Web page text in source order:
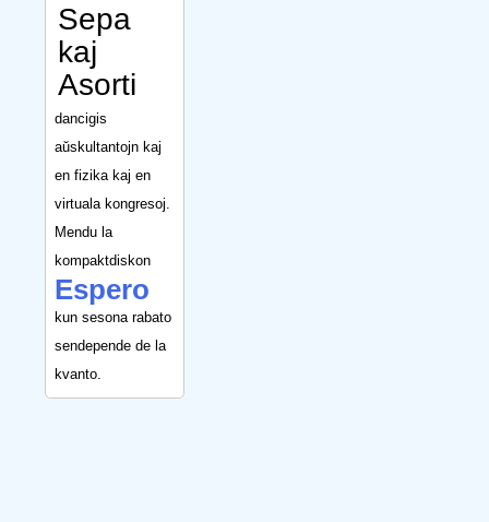
Sepa
kaj
Asorti
dancigis
aŭskultantojn kaj
en fizika kaj en
virtuala kongresoj.
Mendu la
kompaktdiskon
Espero
kun sesona rabato
sendepende de la
kvanto.